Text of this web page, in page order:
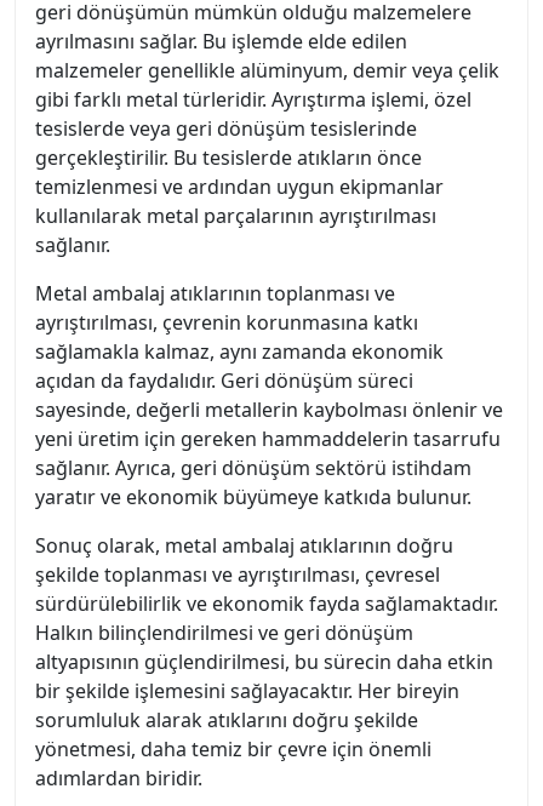
geri dönüşümün mümkün olduğu malzemelere
ayrılmasını sağlar. Bu işlemde elde edilen
malzemeler genellikle alüminyum, demir veya çelik
gibi farklı metal türleridir. Ayrıştırma işlemi, özel
tesislerde veya geri dönüşüm tesislerinde
gerçekleştirilir. Bu tesislerde atıkların önce
temizlenmesi ve ardından uygun ekipmanlar
kullanılarak metal parçalarının ayrıştırılması
sağlanır.
Metal ambalaj atıklarının toplanması ve
ayrıştırılması, çevrenin korunmasına katkı
sağlamakla kalmaz, aynı zamanda ekonomik
açıdan da faydalıdır. Geri dönüşüm süreci
sayesinde, değerli metallerin kaybolması önlenir ve
yeni üretim için gereken hammaddelerin tasarrufu
sağlanır. Ayrıca, geri dönüşüm sektörü istihdam
yaratır ve ekonomik büyümeye katkıda bulunur.
Sonuç olarak, metal ambalaj atıklarının doğru
şekilde toplanması ve ayrıştırılması, çevresel
sürdürülebilirlik ve ekonomik fayda sağlamaktadır.
Halkın bilinçlendirilmesi ve geri dönüşüm
altyapısının güçlendirilmesi, bu sürecin daha etkin
bir şekilde işlemesini sağlayacaktır. Her bireyin
sorumluluk alarak atıklarını doğru şekilde
yönetmesi, daha temiz bir çevre için önemli
adımlardan biridir.